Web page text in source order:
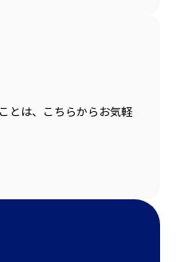
とは、こちらからお気軽